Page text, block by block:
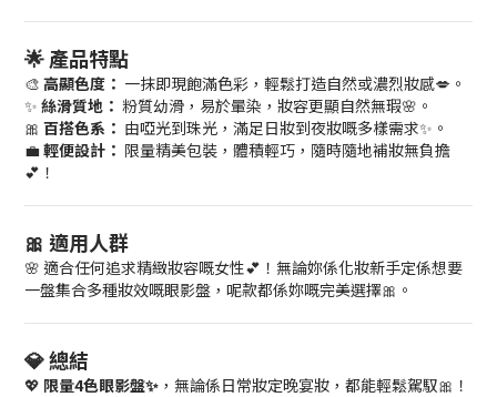
🌟 產品特點
🎨 高顯色度： 一抹即現飽滿色彩，輕鬆打造自然或濃烈妝感💋。
✨ 絲滑質地： 粉質幼滑，易於暈染，妝容更顯自然無瑕🌸。
🎀 百搭色系： 由啞光到珠光，滿足日妝到夜妝嘅多樣需求✨。
💼輕便設計： 限量精美包裝，體積輕巧，隨時隨地補妝無負擔
💕！
🎀 適用人群
🌸 適合任何追求精緻妝容嘅女性💕！無論妳係化妝新手定係想要
一盤集合多種妝效嘅眼影盤，呢款都係妳嘅完美選擇🎀。
💎 總結
💖 限量4色眼影盤✨ ，無論係日常妝定晚宴妝，都能輕鬆駕馭🎀！